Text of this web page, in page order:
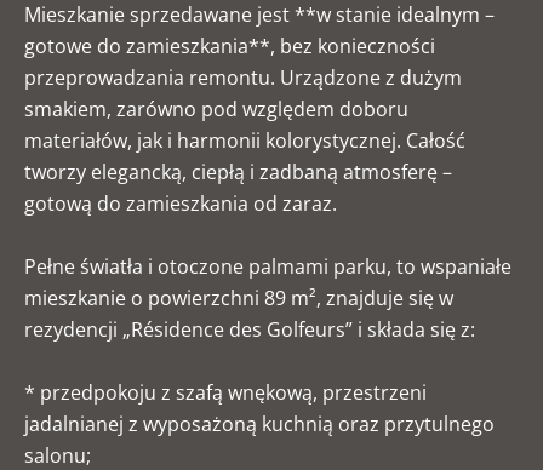
Mieszkanie sprzedawane jest **w stanie idealnym –
gotowe do zamieszkania**, bez konieczności
przeprowadzania remontu. Urządzone z dużym
smakiem, zarówno pod względem doboru
materiałów, jak i harmonii kolorystycznej. Całość
tworzy elegancką, ciepłą i zadbaną atmosferę –
gotową do zamieszkania od zaraz.
Pełne światła i otoczone palmami parku, to wspaniałe
mieszkanie o powierzchni 89 m², znajduje się w
rezydencji „Résidence des Golfeurs” i składa się z:
* przedpokoju z szafą wnękową, przestrzeni
jadalnianej z wyposażoną kuchnią oraz przytulnego
salonu;